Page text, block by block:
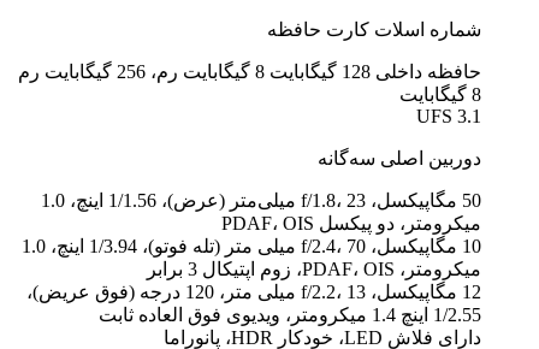
شماره اسلات کارت حافظه
حافظه داخلی 128 گیگابایت 8 گیگابایت رم، 256 گیگابایت رم
8 گیگابایت
UFS 3.1
دوربین اصلی سه‌گانه
50 مگاپیکسل، f/1.8، 23 میلی‌متر (عرض)، 1/1.56 اینچ، 1.0
میکرومتر، دو پیکسل PDAF، OIS
10 مگاپیکسل، f/2.4، 70 میلی متر (تله فوتو)، 1/3.94 اینچ، 1.0
میکرومتر، PDAF، OIS، زوم اپتیکال 3 برابر
12 مگاپیکسل، f/2.2، 13 میلی متر، 120 درجه (فوق عریض)،
1/2.55 اینچ 1.4 میکرومتر، ویدیوی فوق العاده ثابت
دارای فلاش LED، خودکار HDR، پانوراما